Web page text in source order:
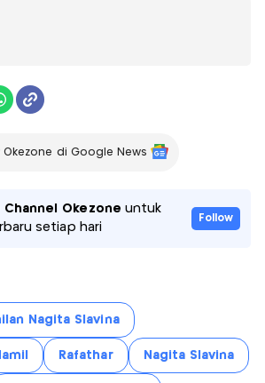
Okezone di Google News
Channel Okezone untuk
setiap hari
Follow
Nagita Slavina
Rafathar Nagita Slavina